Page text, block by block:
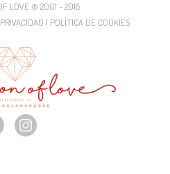
LOVE © 2001 - 2018
| POLÍTICA DE COOKIES